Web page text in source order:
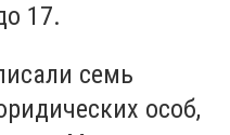
17.
семь
особ,